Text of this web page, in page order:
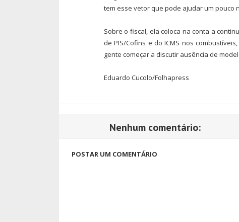
tem esse vetor que pode ajudar um pouco
Sobre o fiscal, ela coloca na conta a
de PIS/Cofins e do ICMS nos
gente começar a discutir ausência de
Eduardo Cucolo/Folhapress
Nenhum comentário:
POSTAR UM COMENTÁRIO